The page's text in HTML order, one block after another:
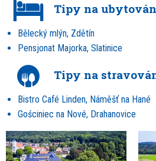
Tipy na
Bělecký mlýn, Zdětín
Pensjonat Majorka, Slatinice
Tipy na
Bistro Café Linden, Náměšť na Hané
Gościniec na Nové, Drahanovice